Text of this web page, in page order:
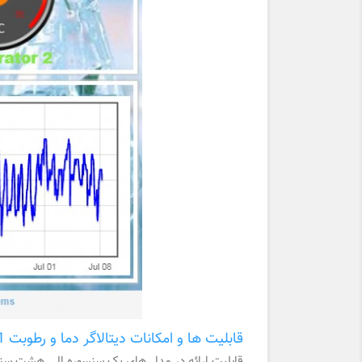
قابلیت ها و امکانات دیتالاگر دما و رطوبت DM-701